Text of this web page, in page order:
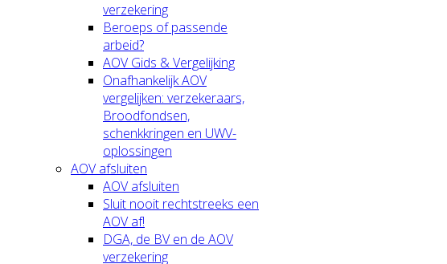
verzekering
Beroeps of passende
arbeid?
AOV Gids & Vergelijking
Onafhankelijk AOV
vergelijken: verzekeraars,
Broodfondsen,
schenkkringen en UWV-
oplossingen
AOV afsluiten
AOV afsluiten
Sluit nooit rechtstreeks een
AOV af!
DGA, de BV en de AOV
verzekering